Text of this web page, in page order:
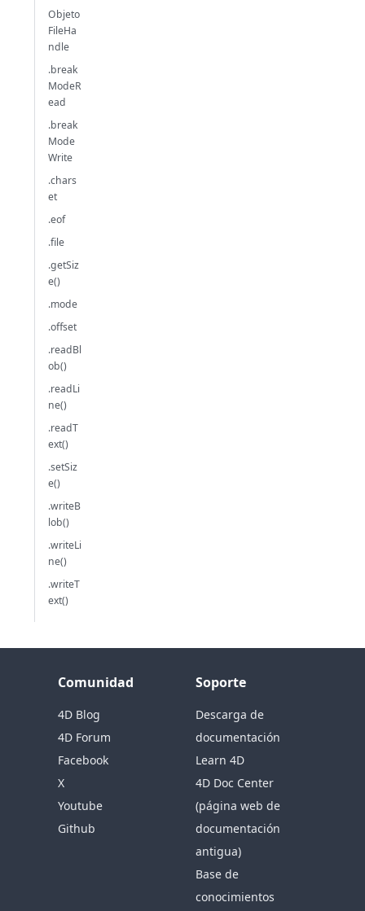
Objeto
FileHa
ndle
.break
ModeR
ead
.break
Mode
Write
.chars
et
.eof
.file
.getSiz
e()
.mode
.offset
.readBl
ob()
.readLi
ne()
.readT
ext()
.setSiz
e()
.writeB
lob()
.writeLi
ne()
.writeT
ext()
Comunidad
4D Blog
4D Forum
Facebook
X
Youtube
Github
Soporte
Descarga de
documentación
Learn 4D
4D Doc Center
(página web de
documentación
antigua)
Base de
conocimientos